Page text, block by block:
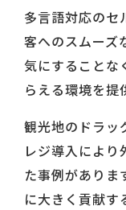
多言語対応のセ
客へのスムーズ
気にすることな
らえる環境を提
観光地のドラッ
レジ導入によ
た事例がありま
に大きく貢献す